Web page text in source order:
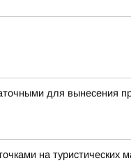
для вынесения
на туристических